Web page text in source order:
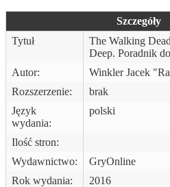
Szczegóły
Tytuł
The Walking
Deep. Poradnik
Autor:
Winkler Jacek
Rozszerzenie:
brak
Język
wydania:
polski
Ilość stron:
Wydawnictwo:
GryOnline
Rok wydania:
2016